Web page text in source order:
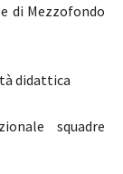
di Mezzofondo
didattica
squadre